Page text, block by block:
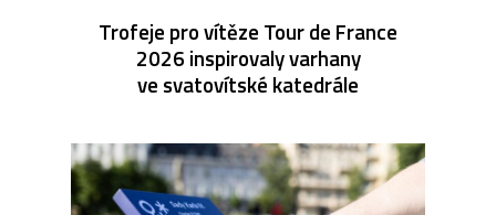
Trofeje pro vítěze Tour de France
2026 inspirovaly varhany
ve svatovítské katedrále